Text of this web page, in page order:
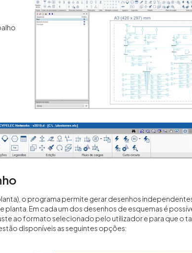
o programa permite gerar desenhos
Em cada um dos desenhos de esquemas é
ao formato selecionado pelo utilizador e para que o
disponíveis as seguintes opções: